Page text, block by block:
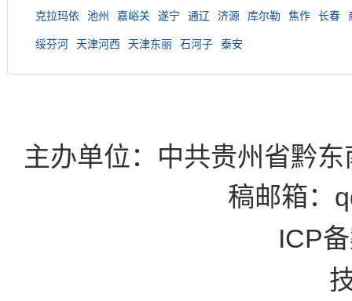
克拉玛依 池州 嘉峪关 遂宁 通辽 济源 库尔勒 焦作 长春
绥芬河 天津河西 天津东丽 石河子 泰安
主办单位：中共贵州省黔
稿邮箱：
ICP